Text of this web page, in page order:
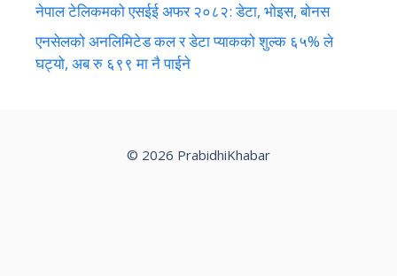
नेपाल टेलिकमको एसईई अफर २०८२: डेटा, भोइस, बोनस
एनसेलको अनलिमिटेड कल र डेटा प्याकको शुल्क ६५% ले
घट्यो, अब रु ६९९ मा नै पाईने
© 2026 PrabidhiKhabar